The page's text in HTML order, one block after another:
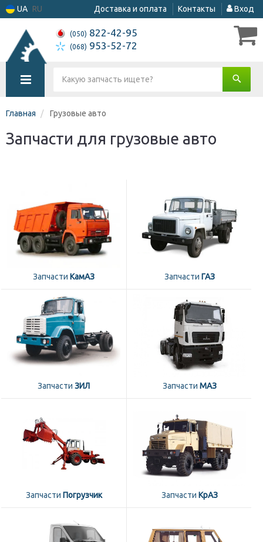
UA RU Доставка и оплата Контакты Вход
(050) 822-42-95
(068) 953-52-72
Главная Грузовые авто
Запчасти для грузовые авто
Запчасти КамАЗ Запчасти ГАЗ
Запчасти ЗИЛ Запчасти МАЗ
Запчасти Погрузчик Запчасти КрАЗ